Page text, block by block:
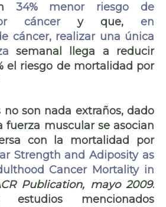
34% menor riesgo de
cáncery que, en
cáncer, realizar una única
semanal llega a reducir
el riesgo de mortalidad por
no son nada extraños, dado
fuerza muscular se asocian
con la mortalidad por
Strength and Adiposity as
Cancer Mortality in
Publication, mayo 2009.
mencionados